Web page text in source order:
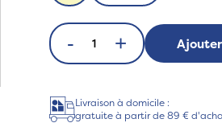
- +
Livraison à domicile :
gratuite à partir de 89 €